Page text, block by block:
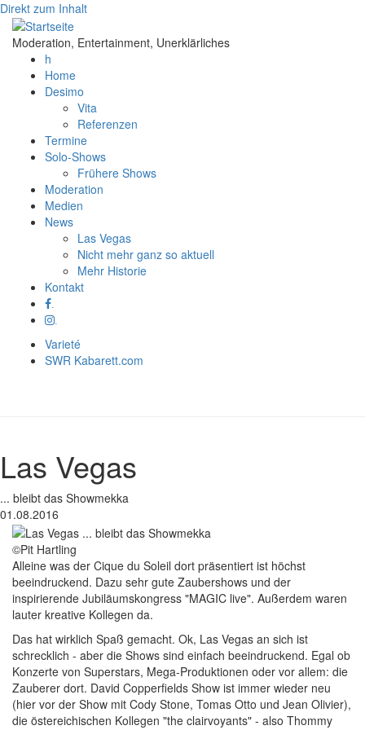
Direkt zum Inhalt
Moderation, Entertainment, Unerklärliches
h
Home
Desimo
Vita
Referenzen
Termine
Solo-Shows
Frühere Shows
Moderation
Medien
News
Las Vegas
Nicht mehr ganz so aktuell
Mehr Historie
Kontakt
Varieté
SWR Kabarett.com
Las Vegas
... bleibt das Showmekka
01.08.2016
©Pit Hartling
Alleine was der Cique du Soleil dort präsentiert ist höchst
beeindruckend. Dazu sehr gute Zaubershows und der
inspirierende Jubiläumskongress "MAGIC live". Außerdem waren
lauter kreative Kollegen da.
Das hat wirklich Spaß gemacht. Ok, Las Vegas an sich ist
schrecklich - aber die Shows sind einfach beeindruckend. Egal ob
Konzerte von Superstars, Mega-Produktionen oder vor allem: die
Zauberer dort. David Copperfields Show ist immer wieder neu
(hier vor der Show mit Cody Stone, Tomas Otto und Jean Olivier),
die östereichischen Kollegen "the clairvoyants" - also Thommy